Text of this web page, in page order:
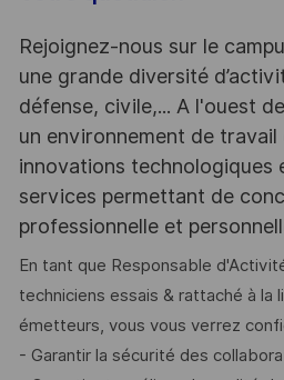
Rejoignez-nous sur le
une grande diversité
défense, civile,... A l'ouest
un environnement de travail
innovations technologiques
services permettant de
professionnelle et
En tant que Responsable
techniciens essais & rattaché à la
émetteurs, vous vous verrez
- Garantir la sécurité des